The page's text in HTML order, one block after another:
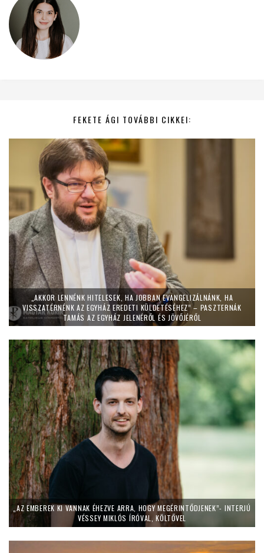
FEKETE ÁGI TOVÁBBI CIKKEI:
„AKKOR LENNÉNK HITELESEK, HA JOBBAN EVANGELIZÁLNÁNK, HA
VISSZATÉRNÉNK AZ EGYHÁZ EREDETI KÜLDETÉSÉHEZ” – PASZTERNÁK
TAMÁS AZ EGYHÁZ JELENÉRŐL ÉS JÖVŐJÉRŐL
„AZ EMBEREK KI VANNAK ÉHEZVE ARRA, HOGY MEGÉRINTŐDJENEK”- INTERJÚ
VÉSSEY MIKLÓS ÍRÓVAL, KÖLTŐVEL